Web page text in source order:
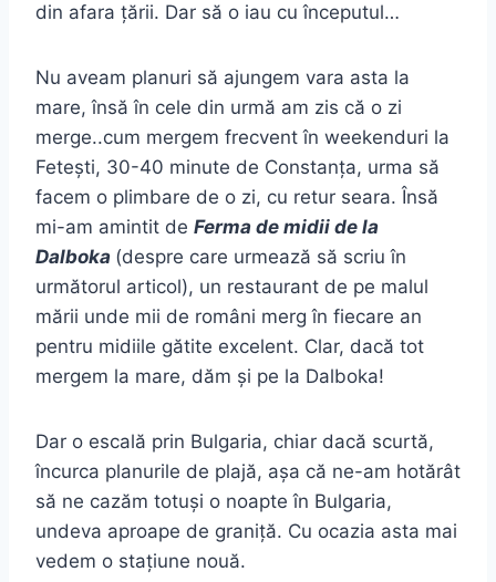
din afara țării. Dar să o iau cu începutul…
Nu aveam planuri să ajungem vara asta la
mare, însă în cele din urmă am zis că o zi
merge..cum mergem frecvent în weekenduri la
Fetești, 30-40 minute de Constanța, urma să
facem o plimbare de o zi, cu retur seara. Însă
mi-am amintit de Ferma de midii de la
Dalboka (despre care urmează să scriu în
următorul articol), un restaurant de pe malul
mării unde mii de români merg în fiecare an
pentru midiile gătite excelent. Clar, dacă tot
mergem la mare, dăm și pe la Dalboka!
Dar o escală prin Bulgaria, chiar dacă scurtă,
încurca planurile de plajă, așa că ne-am hotărât
să ne cazăm totuși o noapte în Bulgaria,
undeva aproape de graniță. Cu ocazia asta mai
vedem o stațiune nouă.